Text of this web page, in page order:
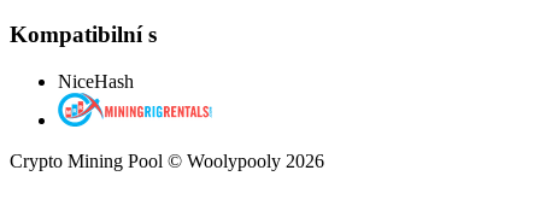
Kompatibilní s
NiceHash
Crypto Mining Pool © Woolypooly 2026